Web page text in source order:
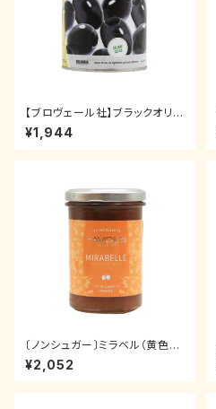
【ブロヴェール社】ブラックオリー
ブ 種抜き（小）
¥1,944
〔ノンシュガー〕ミラベル（黄色す
もも）ジャム
¥2,052